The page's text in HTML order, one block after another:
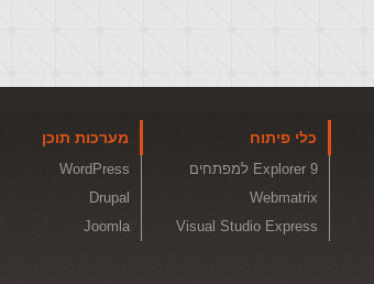
כלי פיתוח
Explorer 9 למפתחים
Webmatrix
Visual Studio Express
מערכות תוכן
WordPress
Drupal
Joomla